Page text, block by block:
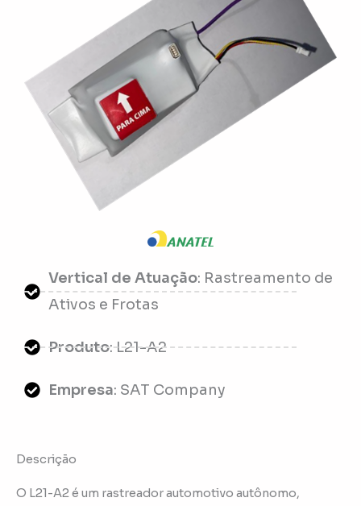
Vertical de Atuação: Rastreamento de
Ativos e Frotas
Produto: L21-A2
Empresa: SAT Company
Descrição
O L21-A2 é um rastreador automotivo autônomo,